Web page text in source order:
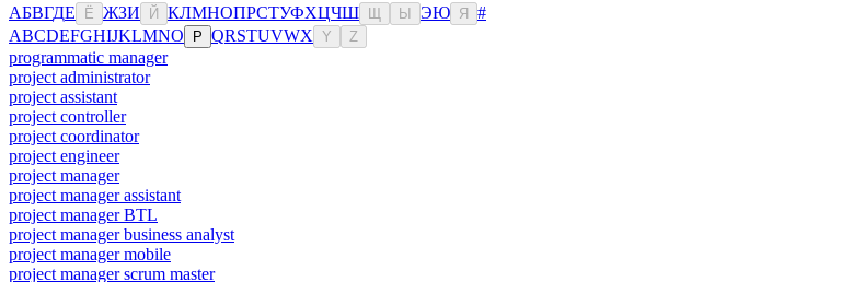
АБВГДЕ Ё ЖЗИ Й КЛМНОПРСТУФХЦЧШ Ы ЭЮ Я
#
ABCDEFGHIJKLMNO P QRSTUVWX Y Z
programmatic manager
project administrator
project assistant
project controller
project coordinator
project engineer
project manager
project manager assistant
project manager BTL
project manager business analyst
project manager mobile
project manager scrum master